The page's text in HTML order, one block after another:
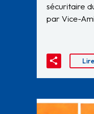
sécuritaire
par Vice-